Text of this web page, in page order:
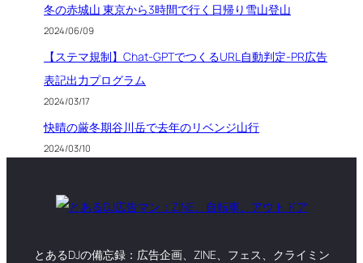
冬の赤城山 東京から3時間で行く日帰り雪山登山
2024/06/09
【ステマ規制】Chat-GPTでつくるURL自動判定-PR広告
表記出力プログラム
2024/03/17
快晴の厳冬期谷川岳で去年のリベンジ山行
2024/03/10
とあるDJの備忘録：広告企画、ZINE、フェス、クライミン